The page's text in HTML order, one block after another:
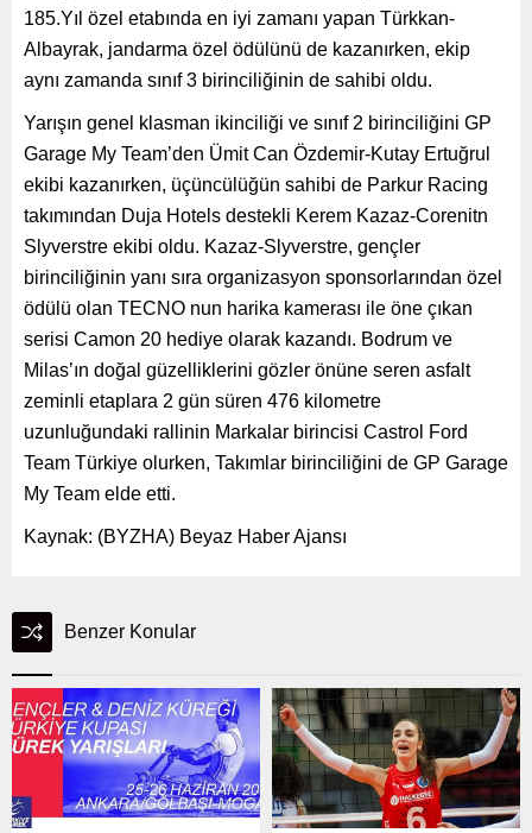
185.Yıl özel etabında en iyi zamanı yapan Türkkan-
Albayrak, jandarma özel ödülünü de kazanırken, ekip
aynı zamanda sınıf 3 birinciliğinin de sahibi oldu.
Yarışın genel klasman ikinciliği ve sınıf 2 birinciliğini GP
Garage My Team’den Ümit Can Özdemir-Kutay Ertuğrul
ekibi kazanırken, üçüncülüğün sahibi de Parkur Racing
takımından Duja Hotels destekli Kerem Kazaz-Corenitn
Slyverstre ekibi oldu. Kazaz-Slyverstre, gençler
birinciliğinin yanı sıra organizasyon sponsorlarından özel
ödülü olan TECNO nun harika kamerası ile öne çıkan
serisi Camon 20 hediye olarak kazandı. Bodrum ve
Milas’ın doğal güzelliklerini gözler önüne seren asfalt
zeminli etaplara 2 gün süren 476 kilometre
uzunluğundaki rallinin Markalar birincisi Castrol Ford
Team Türkiye olurken, Takımlar birinciliğini de GP Garage
My Team elde etti.
Kaynak: (BYZHA) Beyaz Haber Ajansı
Benzer Konular